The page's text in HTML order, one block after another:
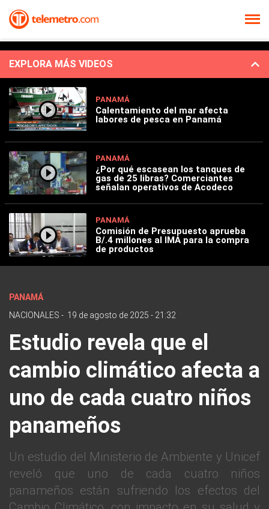
EXPLORA MÁS VIDEOS
PANAMÁ
Calentamiento del mar afecta
labores de pesca en Panamá
PANAMÁ
¿Por qué escasean los tanques de
gas de 25 libras? Comerciantes
señalan operativos de Acodeco
PANAMÁ
Comisión de Presupuesto aprueba
B/.4 millones al IMA para la compra
de productos
PANAMÁ
NACIONALES - 19 de agosto de 2025 - 21:32
Estudio revela que el
cambio climático afecta a
uno de cada cuatro niños
panameños
Un estudio del Ministerio de Ambiente y Unicef
reveló que uno de cada cuatro niños
panameños están sufriendo los efectos del